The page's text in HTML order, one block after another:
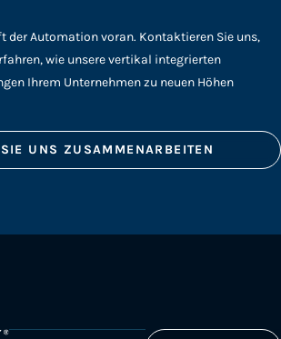
der Automation voran. Kontaktieren Sie uns,
wie unsere vertikal integrierten
Ihrem Unternehmen zu neuen Höhen
UNS ZUSAMMENARBEITEN